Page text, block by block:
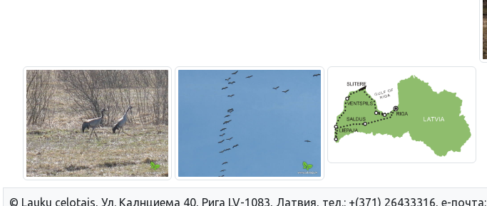
© Lauku сelotajs, Ул. Калнциема 40, Рига LV-1083, Латвия, тел.: +(371) 26433316, е-почта: